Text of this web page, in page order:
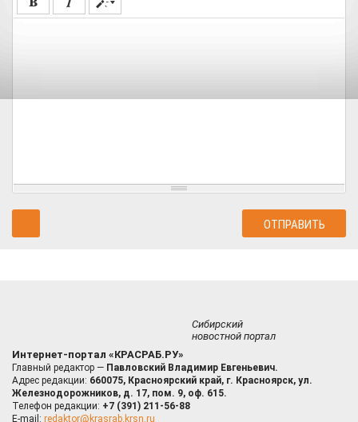
Сибирский
новостной портал
Интернет-портал «КРАСРАБ.РУ»
Главный редактор — Павловский Владимир Евгеньевич.
Адрес редакции: 660075, Красноярский край, г. Красноярск, ул.
Железнодорожников, д. 17, пом. 9, оф. 615.
Телефон редакции: +7 (391) 211-56-88
E-mail: redaktor@krasrab.krsn.ru